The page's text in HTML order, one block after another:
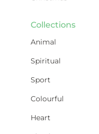
Collections
Animal
Spiritual
Sport
Colourful
Heart